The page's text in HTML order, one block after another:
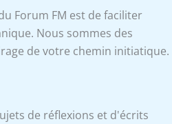
Forum FM est de faciliter
Nous sommes des
de votre chemin initiatique.
de réflexions et d'écrits